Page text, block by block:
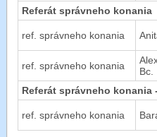
Referát správneho konania
ref. správneho konania
ref. správneho konania
Bc.
Referát správneho konania
ref. správneho konania